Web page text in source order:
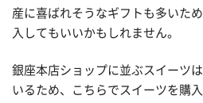
産に喜ばれそうなギフトも多いた
入してもいいかもしれません。
銀座本店ショップに並ぶスイーツ
いるため、こちらでスイーツを購